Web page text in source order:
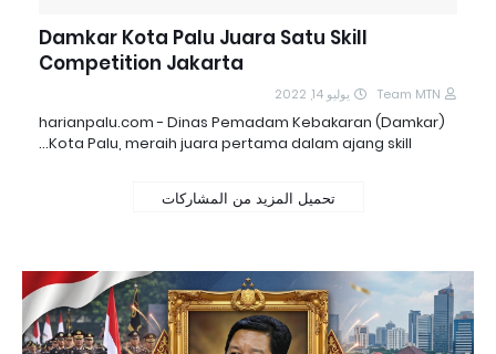
Damkar Kota Palu Juara Satu Skill
Competition Jakarta
Team MTN يوليو 14, 2022
harianpalu.com - Dinas Pemadam Kebakaran (Damkar)
Kota Palu, meraih juara pertama dalam ajang skill…
تحميل المزيد من المشاركات